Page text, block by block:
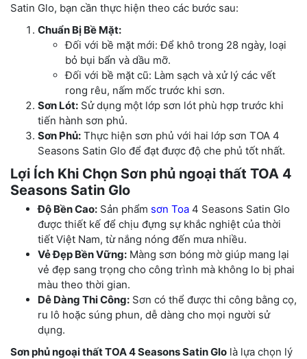
Satin Glo, bạn cần thực hiện theo các bước sau:
Chuẩn Bị Bề Mặt:
Đối với bề mặt mới: Để khô trong 28 ngày, loại
bỏ bụi bẩn và dầu mỡ.
Đối với bề mặt cũ: Làm sạch và xử lý các vết
rong rêu, nấm mốc trước khi sơn.
Sơn Lót: Sử dụng một lớp sơn lót phù hợp trước khi
tiến hành sơn phủ.
Sơn Phủ: Thực hiện sơn phủ với hai lớp sơn TOA 4
Seasons Satin Glo để đạt được độ che phủ tốt nhất.
Lợi Ích Khi Chọn Sơn phủ ngoại thất TOA 4
Seasons Satin Glo
Độ Bền Cao: Sản phẩm sơn Toa 4 Seasons Satin Glo
được thiết kế để chịu đựng sự khắc nghiệt của thời
tiết Việt Nam, từ nắng nóng đến mưa nhiều.
Vẻ Đẹp Bền Vững: Màng sơn bóng mờ giúp mang lại
vẻ đẹp sang trọng cho công trình mà không lo bị phai
màu theo thời gian.
Dễ Dàng Thi Công: Sơn có thể được thi công bằng cọ,
ru lô hoặc súng phun, dễ dàng cho mọi người sử
dụng.
Sơn phủ ngoại thất TOA 4 Seasons Satin Glo là lựa chọn lý